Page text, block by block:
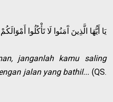
يَا أَيُّهَا الَّذِينَ آَمَنُوا لَا تَأْكُلُوا
janganlah kamu saling
jalan yang bathil... (QS.